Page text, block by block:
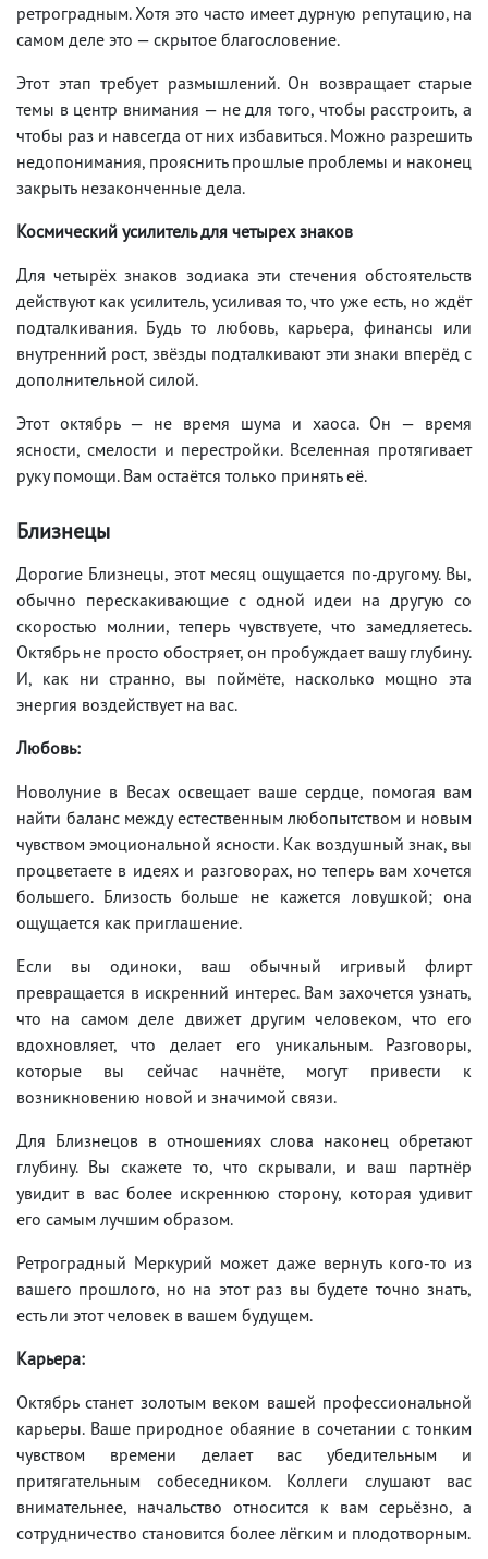
ретроградным. Хотя это часто имеет дурную репутацию, на
самом деле это — скрытое благословение.
Этот этап требует размышлений. Он возвращает старые
темы в центр внимания — не для того, чтобы расстроить, а
чтобы раз и навсегда от них избавиться. Можно разрешить
недопонимания, прояснить прошлые проблемы и наконец
закрыть незаконченные дела.
Космический усилитель для четырех знаков
Для четырёх знаков зодиака эти стечения обстоятельств
действуют как усилитель, усиливая то, что уже есть, но ждёт
подталкивания. Будь то любовь, карьера, финансы или
внутренний рост, звёзды подталкивают эти знаки вперёд с
дополнительной силой.
Этот октябрь — не время шума и хаоса. Он — время
ясности, смелости и перестройки. Вселенная протягивает
руку помощи. Вам остаётся только принять её.
Близнецы
Дорогие Близнецы, этот месяц ощущается по-другому. Вы,
обычно перескакивающие с одной идеи на другую со
скоростью молнии, теперь чувствуете, что замедляетесь.
Октябрь не просто обостряет, он пробуждает вашу глубину.
И, как ни странно, вы поймёте, насколько мощно эта
энергия воздействует на вас.
Любовь:
Новолуние в Весах освещает ваше сердце, помогая вам
найти баланс между естественным любопытством и новым
чувством эмоциональной ясности. Как воздушный знак, вы
процветаете в идеях и разговорах, но теперь вам хочется
большего. Близость больше не кажется ловушкой; она
ощущается как приглашение.
Если вы одиноки, ваш обычный игривый флирт
превращается в искренний интерес. Вам захочется узнать,
что на самом деле движет другим человеком, что его
вдохновляет, что делает его уникальным. Разговоры,
которые вы сейчас начнёте, могут привести к
возникновению новой и значимой связи.
Для Близнецов в отношениях слова наконец обретают
глубину. Вы скажете то, что скрывали, и ваш партнёр
увидит в вас более искреннюю сторону, которая удивит
его самым лучшим образом.
Ретроградный Меркурий может даже вернуть кого-то из
вашего прошлого, но на этот раз вы будете точно знать,
есть ли этот человек в вашем будущем.
Карьера:
Октябрь станет золотым веком вашей профессиональной
карьеры. Ваше природное обаяние в сочетании с тонким
чувством времени делает вас убедительным и
притягательным собеседником. Коллеги слушают вас
внимательнее, начальство относится к вам серьёзно, а
сотрудничество становится более лёгким и плодотворным.